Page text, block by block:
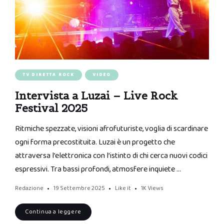
TV DIRETTA ROCK VIDEO
Intervista a Luzai – Live Rock
Festival 2025
Ritmiche spezzate, visioni afrofuturiste, voglia di scardinare
ogni forma precostituita. Luzai è un progetto che
attraversa l’elettronica con l’istinto di chi cerca nuovi codici
espressivi. Tra bassi profondi, atmosfere inquiete …
Redazione 19 Settembre 2025 Like it 1K Views
Continua a leggere